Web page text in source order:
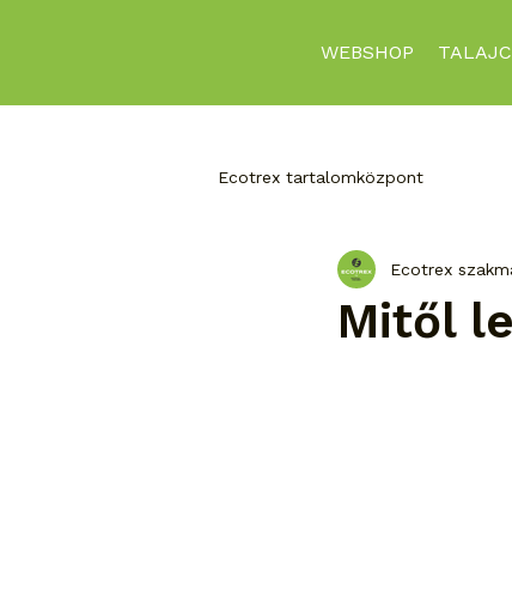
WEBSHOP
Ecotrex tartalomközpont
Mitől
Ecotrex